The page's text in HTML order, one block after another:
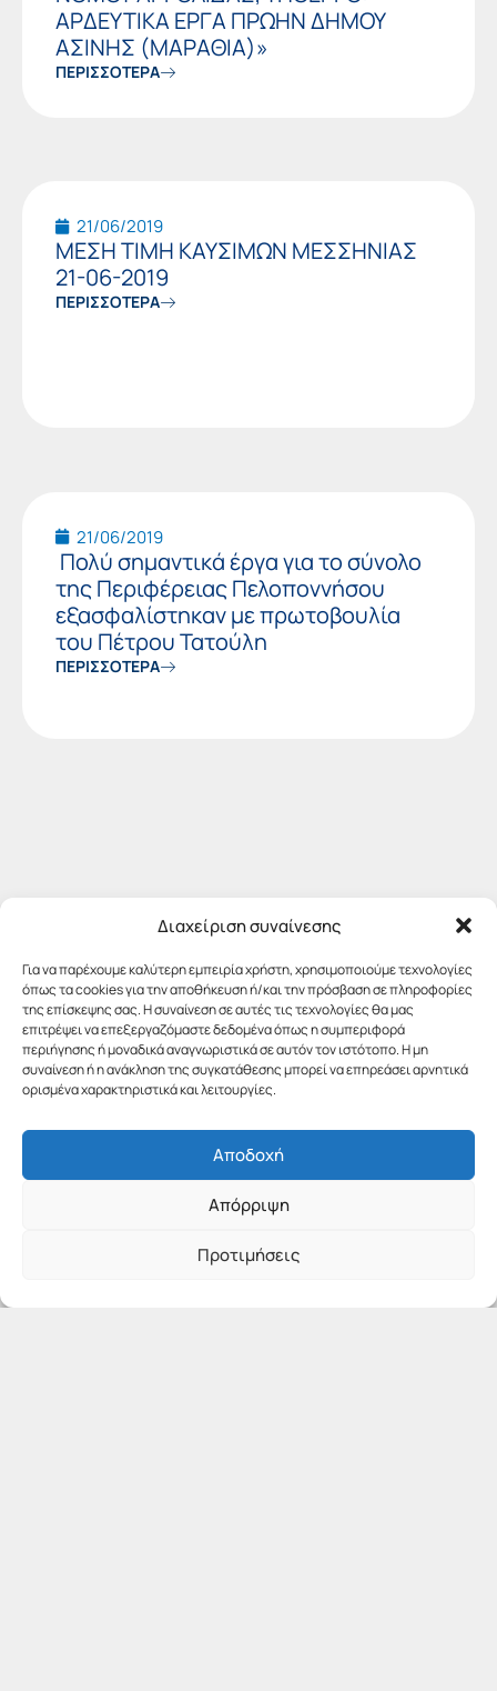
Διαχείριση συναίνεσης
Για να παρέχουμε καλύτερη εμπειρία χρήστη, χρησιμοποιούμε τεχνολογίες
όπως τα cookies για την αποθήκευση ή/και την πρόσβαση σε πληροφορίες
της επίσκεψης σας. Η συναίνεση σε αυτές τις τεχνολογίες θα μας
επιτρέψει να επεξεργαζόμαστε δεδομένα όπως η συμπεριφορά
περιήγησης ή μοναδικά αναγνωριστικά σε αυτόν τον ιστότοπο. Η μη
συναίνεση ή η ανάκληση της συγκατάθεσης μπορεί να επηρεάσει αρνητικά
ορισμένα χαρακτηριστικά και λειτουργίες.
Αποδοχή
Απόρριψη
Προτιμήσεις
ΑΡΔΕΥΤΙΚΑ ΕΡΓΑ ΠΡΩΗΝ ΔΗΜΟΥ
ΑΣΙΝΗΣ (ΜΑΡΑΘΙΑ)»
ΠΕΡΙΣΣΟΤΕΡΑ
21/06/2019
ΜΕΣΗ ΤΙΜΗ ΚΑΥΣΙΜΩΝ ΜΕΣΣΗΝΙΑΣ
21-06-2019
ΠΕΡΙΣΣΟΤΕΡΑ
21/06/2019
Πολύ σημαντικά έργα για το σύνολο
της Περιφέρειας Πελοποννήσου
εξασφαλίστηκαν με πρωτοβουλία
του Πέτρου Τατούλη
ΠΕΡΙΣΣΟΤΕΡΑ